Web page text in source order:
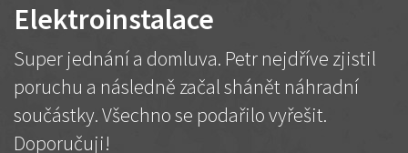
Elektroinstalace
Super jednání a domluva. Petr nejdříve zjistil
poruchu a následně začal shánět náhradní
součástky. Všechno se podařilo vyřešit.
Doporučuji!